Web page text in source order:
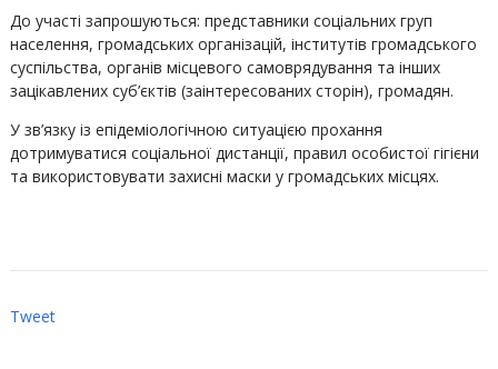
До участі запрошуються: представники соціальних груп
населення, громадських організацій, інститутів громадського
суспільства, органів місцевого самоврядування та інших
зацікавлених суб’єктів (заінтересованих сторін), громадян.
У зв’язку із епідеміологічною ситуацією прохання
дотримуватися соціальної дистанції, правил особистої гігієни
та використовувати захисні маски у громадських місцях.
Tweet